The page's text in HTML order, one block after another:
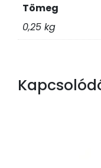
Tömeg
0,25 kg